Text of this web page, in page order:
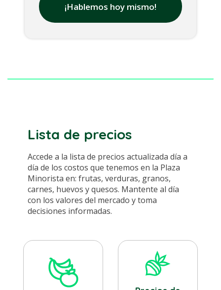
¡Hablemos hoy mismo!
Lista de precios
Accede a la lista de precios actualizada día a
día de los costos que tenemos en la Plaza
Minorista en: frutas, verduras, granos,
carnes, huevos y quesos. Mantente al día
con los valores del mercado y toma
decisiones informadas.